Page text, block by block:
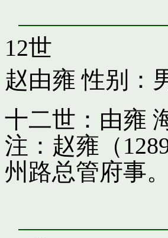
12世
赵由雍 性别：
十二世：由雍
注：赵雍（
州路总管府事